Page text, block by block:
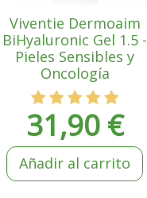
Viventie Dermoaim
BiHyaluronic Gel 1.5 -
Pieles Sensibles y
Oncología
31,90 €
Añadir al carrito